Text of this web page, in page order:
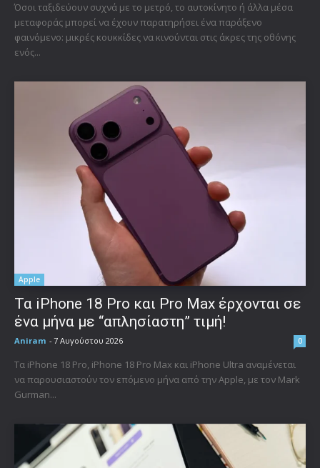
Όσοι ταξιδεύουν συχνά με το μετρό, το αυτοκίνητο ή άλλα μέσα
μεταφοράς μπορεί να έχουν παρατηρήσει ένα παράξενο
φαινόμενο: μικρές κουκκίδες να κινούνται στις άκρες της οθόνης
ενός...
Apple
Τα iPhone 18 Pro και Pro Max έρχονται σε
ένα μήνα με “απλησίαστη” τιμή!
Aniram - 7 Αυγούστου 2026 0
Τα iPhone 18 Pro, iPhone 18 Pro Max και iPhone Ultra αναμένεται
να παρουσιαστούν τον επόμενο μήνα από την Apple, με τον Mark
Gurman...